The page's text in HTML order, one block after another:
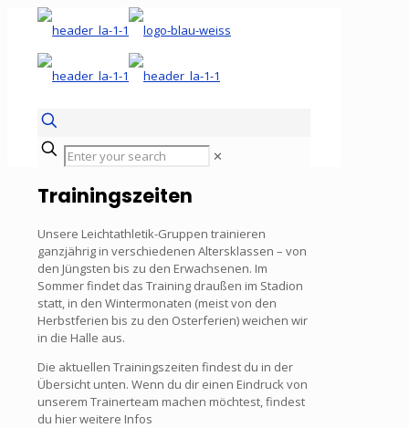
✕
Trainingszeiten
Unsere Leichtathletik-Gruppen trainieren
ganzjährig in verschiedenen Altersklassen – von
den Jüngsten bis zu den Erwachsenen. Im
Sommer findet das Training draußen im Stadion
statt, in den Wintermonaten (meist von den
Herbstferien bis zu den Osterferien) weichen wir
in die Halle aus.
Die aktuellen Trainingszeiten findest du in der
Übersicht unten. Wenn du dir einen Eindruck von
unserem Trainerteam machen möchtest, findest
du hier weitere Infos